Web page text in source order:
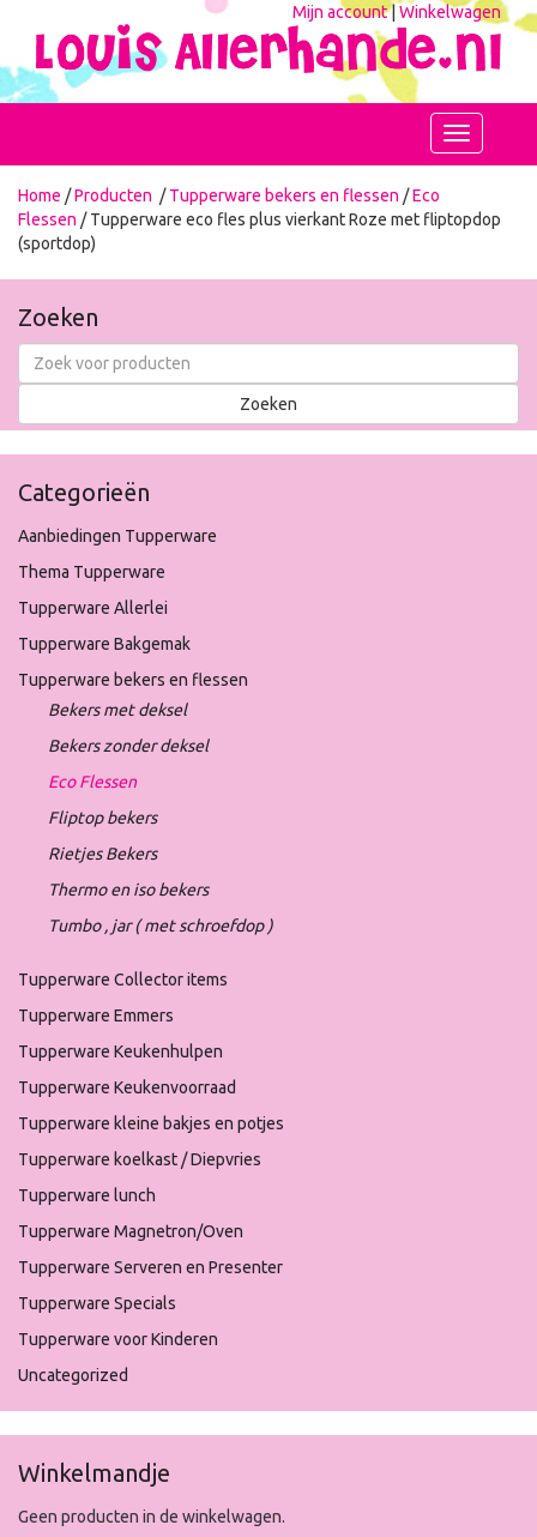
Mijn account|Winkelwagen
Toggle
navigation
Home /Producten /Tupperware bekers en flessen /Eco
Flessen / Tupperware eco fles plus vierkant Roze met fliptopdop
(sportdop)
Zoeken
Categorieën
Aanbiedingen Tupperware
Thema Tupperware
Tupperware Allerlei
Tupperware Bakgemak
Tupperware bekers en flessen
Bekers met deksel
Bekers zonder deksel
Eco Flessen
Fliptop bekers
Rietjes Bekers
Thermo en iso bekers
Tumbo , jar ( met schroefdop )
Tupperware Collector items
Tupperware Emmers
Tupperware Keukenhulpen
Tupperware Keukenvoorraad
Tupperware kleine bakjes en potjes
Tupperware koelkast / Diepvries
Tupperware lunch
Tupperware Magnetron/Oven
Tupperware Serveren en Presenter
Tupperware Specials
Tupperware voor Kinderen
Uncategorized
Winkelmandje
Geen producten in de winkelwagen.